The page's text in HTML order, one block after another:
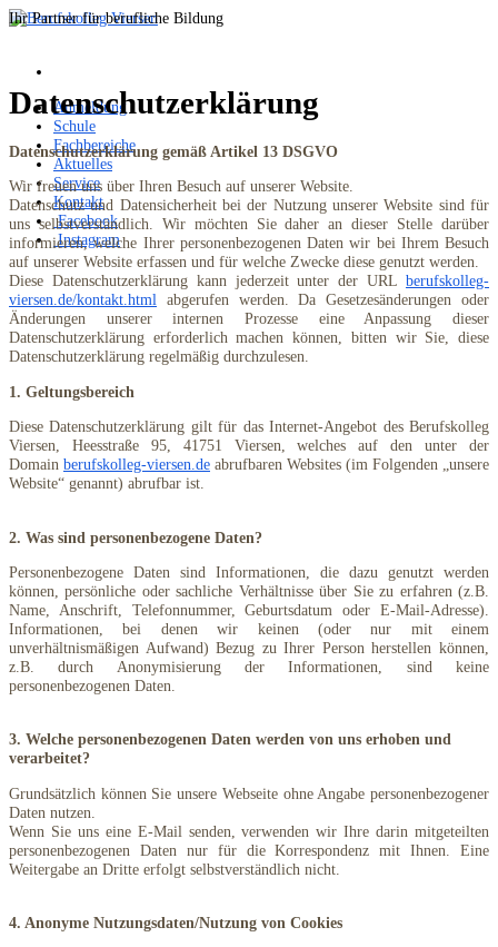
Ihr Partner für berufliche Bildung
Anmeldung
Schule
Fachbereiche
Aktuelles
Service
Kontakt
Facebook
Instagram
Datenschutzerklärung
Datenschutzerklärung gemäß Artikel 13 DSGVO
Wir freuen uns über Ihren Besuch auf unserer Website.
Datenschutz und Datensicherheit bei der Nutzung unserer Website sind für
uns selbstverständlich. Wir möchten Sie daher an dieser Stelle darüber
informieren, welche Ihrer personenbezogenen Daten wir bei Ihrem Besuch
auf unserer Website erfassen und für welche Zwecke diese genutzt werden.
Diese Datenschutzerklärung kann jederzeit unter der URL berufskolleg-
viersen.de/kontakt.html abgerufen werden. Da Gesetzesänderungen oder
Änderungen unserer internen Prozesse eine Anpassung dieser
Datenschutzerklärung erforderlich machen können, bitten wir Sie, diese
Datenschutzerklärung regelmäßig durchzulesen.
1. Geltungsbereich
Diese Datenschutzerklärung gilt für das Internet-Angebot des Berufskolleg
Viersen , Heesstraße 95, 41751 Viersen , welches auf den unter der
Domain berufskolleg-viersen.de abrufbaren Websites (im Folgenden „unsere
Website“ genannt) abrufbar ist.
2. Was sind personenbezogene Daten?
Personenbezogene Daten sind Informationen, die dazu genutzt werden
können, persönliche oder sachliche Verhältnisse über Sie zu erfahren (z.B.
Name, Anschrift, Telefonnummer, Geburtsdatum oder E-Mail-Adresse).
Informationen, bei denen wir keinen (oder nur mit einem
unverhältnismäßigen Aufwand) Bezug zu Ihrer Person herstellen können,
z.B. durch Anonymisierung der Informationen, sind keine
personenbezogenen Daten.
3. Welche personenbezogenen Daten werden von uns erhoben und
verarbeitet?
Grundsätzlich können Sie unsere Webseite ohne Angabe personenbezogener
Daten nutzen.
Wenn Sie uns eine E-Mail senden, verwenden wir Ihre darin mitgeteilten
personenbezogenen Daten nur für die Korrespondenz mit Ihnen. Eine
Weitergabe an Dritte erfolgt selbstverständlich nicht.
4. Anonyme Nutzungsdaten/Nutzung von Cookies